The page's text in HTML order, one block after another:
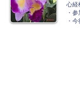
心経
・
・